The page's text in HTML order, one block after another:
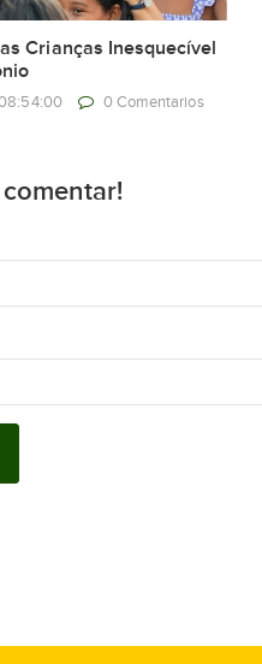
Crianças Inesquecível
0 Comentarios